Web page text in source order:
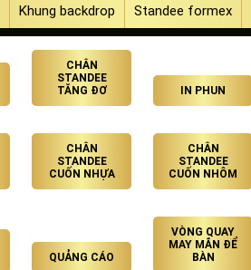
Khung backdrop Standee formex
CHÂN
STANDEE
TĂNG ĐƠ
IN PHUN
CHÂN
STANDEE
CUỐN NHỰA
CHÂN
STANDEE
CUỐN NHÔM
QUẢNG CÁO
VÒNG QUAY
MAY MẮN ĐỂ
BÀN